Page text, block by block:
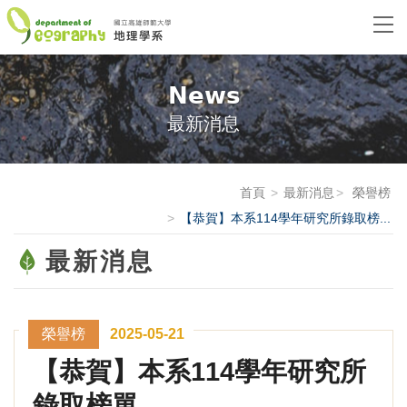
News
最新消息
首頁 最新消息
榮譽榜
【恭賀】本系114學年研究所錄取榜...
最新消息
榮譽榜 2025-05-21
【恭賀】本系114學年研究所